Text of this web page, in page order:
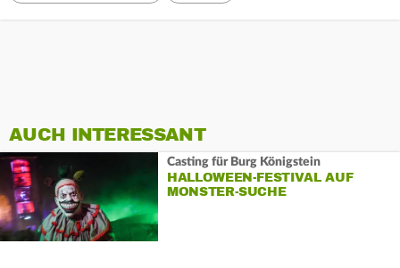
AUCH INTERESSANT
Casting für Burg Königstein
HALLOWEEN-FESTIVAL AUF
MONSTER-SUCHE